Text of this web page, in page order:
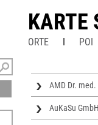
KARTE
ORTE POI
AMD Dr.
AuKaSu GmbH